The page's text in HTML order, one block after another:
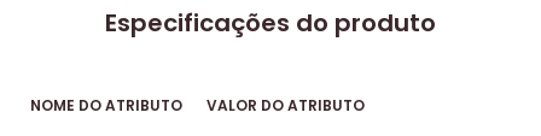
Especificações do produto
NOME DO ATRIBUTO VALOR DO ATRIBUTO